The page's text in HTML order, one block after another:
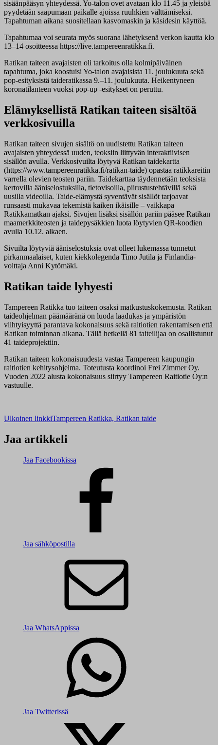
sisäänpääsyn yhteydessä. Yo-talon ovet avataan klo 11.45 ja yleisöä
pyydetään saapumaan paikalle ajoissa ruuhkien välttämiseksi.
Tapahtuman aikana suositellaan kasvomaskin ja käsidesin käyttöä.
Tapahtumaa voi seurata myös suorana lähetyksenä verkon kautta klo
13–14 osoitteessa https://live.tampereenratikka.fi.
Ratikan taiteen avajaisten oli tarkoitus olla kolmipäiväinen
tapahtuma, joka koostuisi Yo-talon avajaisista 11. joulukuuta sekä
pop-esityksistä taideratikassa 9.–11. joulukuuta. Heikentyneen
koronatilanteen vuoksi pop-up -esitykset on peruttu.
Elämyksellistä Ratikan taiteen sisältöä
verkkosivuilla
Ratikan taiteen sivujen sisältö on uudistettu Ratikan taiteen
avajaisten yhteydessä uuden, teoksiin liittyvän interaktiivisen
sisällön avulla. Verkkosivuilta löytyvä Ratikan taidekartta
(https://www.tampereenratikka.fi/ratikan-taide) opastaa ratikkareitin
varrella olevien teosten pariin. Taidekarttaa täydennetään teoksista
kertovilla ääniselostuksilla, tietovisoilla, piirustustehtävillä sekä
uusilla videoilla. Taide-elämystä syventävät sisällöt tarjoavat
runsaasti mukavaa tekemistä kaiken ikäisille – vaikkapa
Ratikkamatkan ajaksi. Sivujen lisäksi sisällön pariin pääsee Ratikan
maamerkkiteosten ja taidepysäkkien luota löytyvien QR-koodien
avulla 10.12. alkaen.
Sivuilta löytyviä ääniselostuksia ovat olleet lukemassa tunnetut
pirkanmaalaiset, kuten kiekkolegenda Timo Jutila ja Finlandia-
voittaja Anni Kytömäki.
Ratikan taide lyhyesti
Tampereen Ratikka tuo taiteen osaksi matkustuskokemusta. Ratikan
taideohjelman päämääränä on luoda laadukas ja ympäristön
viihtyisyyttä parantava kokonaisuus sekä raitiotien rakentamisen että
Ratikan toiminnan aikana. Tällä hetkellä 81 taiteilijaa on osallistunut
41 taideprojektiin.
Ratikan taiteen kokonaisuudesta vastaa Tampereen kaupungin
raitiotien kehitysohjelma. Toteutusta koordinoi Frei Zimmer Oy.
Vuoden 2022 alusta kokonaisuus siirtyy Tampereen Raitiotie Oy:n
vastuulle.
Ulkoinen linkkiTampereen Ratikka, Ratikan taide
Jaa artikkeli
Jaa Facebookissa
Jaa sähköpostilla
Jaa WhatsAppissa
Jaa Twitterissä